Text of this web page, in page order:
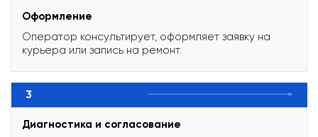
Оформление
Оператор консультирует, оформляет заявку на
курьера или запись на ремонт.
3
Диагностика и согласование